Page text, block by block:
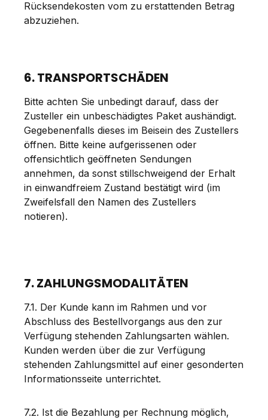
Rücksendekosten vom zu erstattenden Betrag
abzuziehen.
6. TRANSPORTSCHÄDEN
Bitte achten Sie unbedingt darauf, dass der
Zusteller ein unbeschädigtes Paket aushändigt.
Gegebenenfalls dieses im Beisein des Zustellers
öffnen. Bitte keine aufgerissenen oder
offensichtlich geöffneten Sendungen
annehmen, da sonst stillschweigend der Erhalt
in einwandfreiem Zustand bestätigt wird (im
Zweifelsfall den Namen des Zustellers
notieren).
7. ZAHLUNGSMODALITÄTEN
7.1. Der Kunde kann im Rahmen und vor
Abschluss des Bestellvorgangs aus den zur
Verfügung stehenden Zahlungsarten wählen.
Kunden werden über die zur Verfügung
stehenden Zahlungsmittel auf einer gesonderten
Informationsseite unterrichtet.
7.2. Ist die Bezahlung per Rechnung möglich,